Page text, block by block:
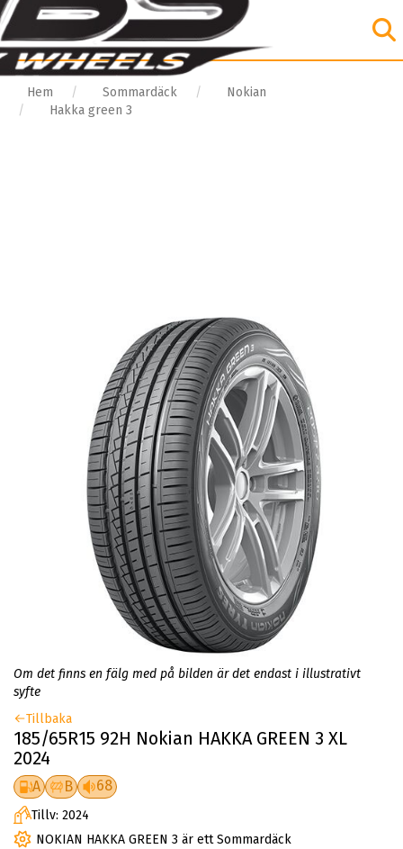
Hem Sommardäck
Nokian
Hakka green 3
Om det finns en fälg med på bilden är det endast i illustrativt
syfte
Tillbaka
185/65R15 92H Nokian HAKKA GREEN 3 XL
2024
A B 68
Tillv: 2024
NOKIAN HAKKA GREEN 3 är ett Sommardäck